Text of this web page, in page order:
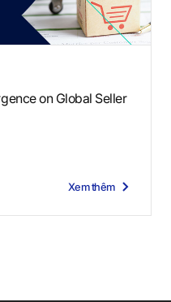
on Global Seller
Xem thêm